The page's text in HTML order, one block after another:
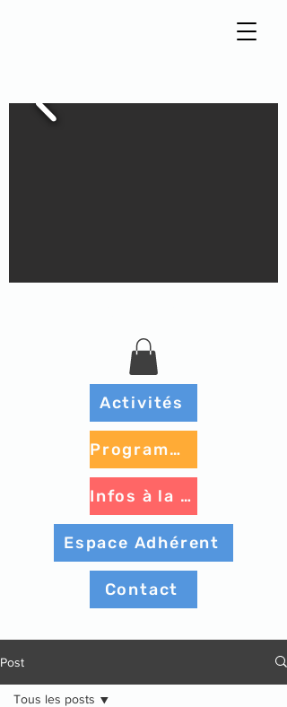
Activités
Contact
Espace Adhérent
Infos à la une
Programme à venir
Post
Tous les posts